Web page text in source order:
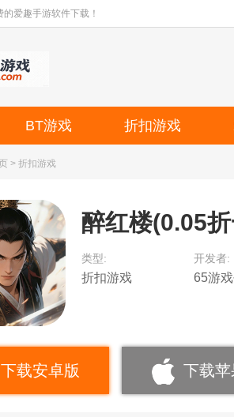
爱趣手游软件下载！
BT游戏 折扣游戏
> 折扣游戏
醉红楼(0.05
类型:
折扣游戏
开发者:
65游
下载安卓版 下载苹